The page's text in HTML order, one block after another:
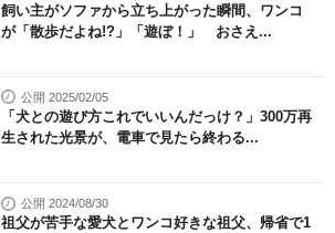
飼い主がソファから立ち上がった瞬間、ワンコ
が「散歩だよね!?」「遊ぼ！」 おさえ...
公開 2025/02/05
「犬との遊び方これでいいんだっけ？」300万再
生された光景が、電車で見たら終わる...
公開 2024/08/30
祖父が苦手な愛犬とワンコ好きな祖父、帰省で1